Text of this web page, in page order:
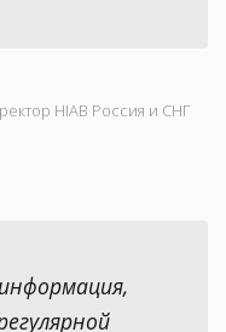
HIAB Россия и СНГ